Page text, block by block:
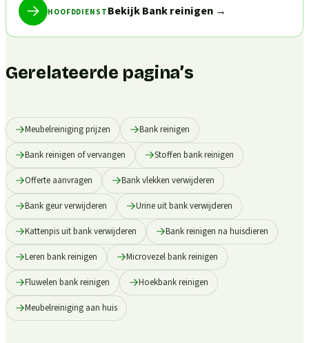
HOOFDDIENST Bekijk Bank reinigen→
Gerelateerde pagina’s
Meubelreiniging prijzen Bank reinigen
Bank reinigen of vervangen Stoffen bank reinigen
Offerte aanvragen Bank vlekken verwijderen
Bank geur verwijderen Urine uit bank verwijderen
Kattenpis uit bank verwijderen Bank reinigen na huisdieren
Leren bank reinigen Microvezel bank reinigen
Fluwelen bank reinigen Hoekbank reinigen
Meubelreiniging aan huis